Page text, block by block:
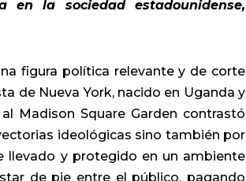
la sociedad estadounidense,
figura política relevante y de corte
de Nueva York, nacido en Uganda y
Madison Square Garden contrastó
ideológicas sino también por
llevado y protegido en un ambiente
de pie entre el público, pagando